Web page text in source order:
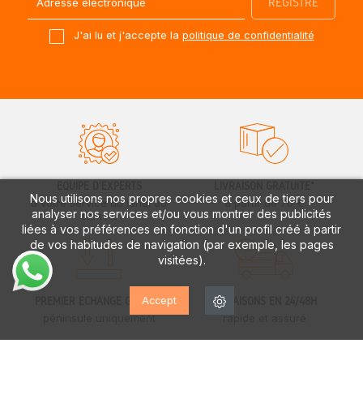
Nous utilisons nos propres cookies et ceux de tiers pour
analyser nos services et/ou vous montrer des publicités
liées à vos préférences en fonction d'un profil créé à partir
de vos habitudes de navigation (par exemple, les pages
visitées).
Accept
J'ai lu et j'accepte la politique de confidentialité
à votre service du lundi au
samedi
à partir de 70 €
PREMIER ÉCHANGE GRATUIT
péninsule uniquement
LIVRAISONS EN 24/48H
rapide et assuré